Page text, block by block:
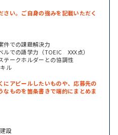
い。ご自身の強みを記載いただく
件での課題解決力
ルでの語学力（TOEIC XXX点）
テークホルダーとの協調性
ル
アピールしたいものや、応募先の
ものを箇条書きで端的にまとめま
設